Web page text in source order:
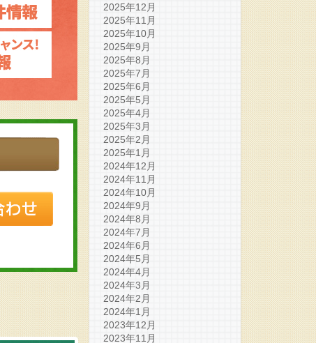
2025年12月
2025年11月
2025年10月
2025年9月
2025年8月
2025年7月
2025年6月
2025年5月
2025年4月
2025年3月
2025年2月
2025年1月
2024年12月
2024年11月
2024年10月
2024年9月
2024年8月
2024年7月
2024年6月
2024年5月
2024年4月
2024年3月
2024年2月
2024年1月
2023年12月
2023年11月